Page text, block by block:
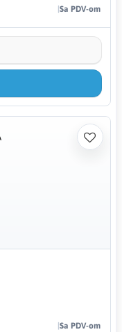
Sa PDV-om
Sa PDV-om